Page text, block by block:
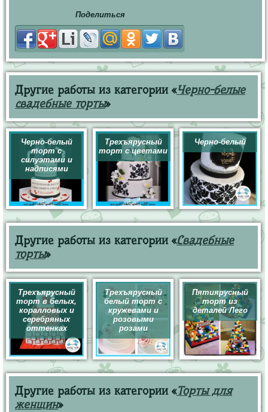
Поделиться
Другие работы из категории «Черно-белые
свадебные торты»
Черно-белый
торт с
силуэтами и
надписями
Трехъярусный
торт с цветами
Черно-белый
Другие работы из категории «Свадебные
торты»
Трехъярусный
торт в белых,
коралловых и
серебряных
оттенках
Трехъярусный
белый торт с
кружевами и
розовыми
розами
Пятиярусный
торт из
деталей Лего
Другие работы из категории «Торты для
женщин»